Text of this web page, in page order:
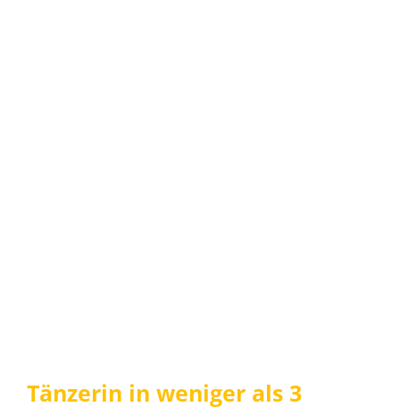
Tänzerin in weniger als 3